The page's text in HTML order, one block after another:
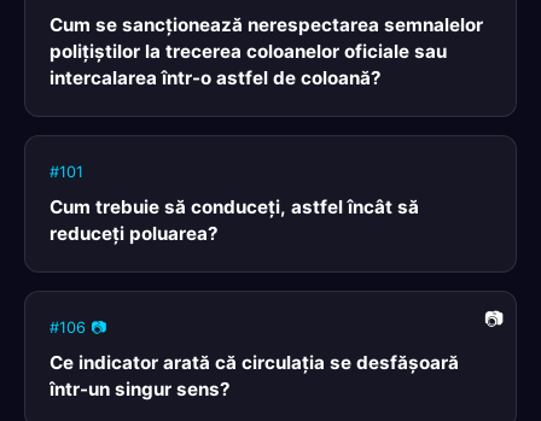
Cum se sancţionează nerespectarea semnalelor
poliţiştilor la trecerea coloanelor oficiale sau
intercalarea într-o astfel de coloană?
#101
Cum trebuie să conduceţi, astfel încât să
reduceţi poluarea?
#106 📷
Ce indicator arată că circulaţia se desfăşoară
într-un singur sens?